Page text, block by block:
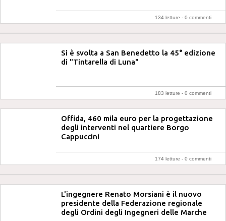
134 letture - 0 commenti
Si è svolta a San Benedetto la 45° edizione
di "Tintarella di Luna"
183 letture - 0 commenti
Offida, 460 mila euro per la progettazione
degli interventi nel quartiere Borgo
Cappuccini
174 letture - 0 commenti
L'ingegnere Renato Morsiani è il nuovo
presidente della Federazione regionale
degli Ordini degli Ingegneri delle Marche